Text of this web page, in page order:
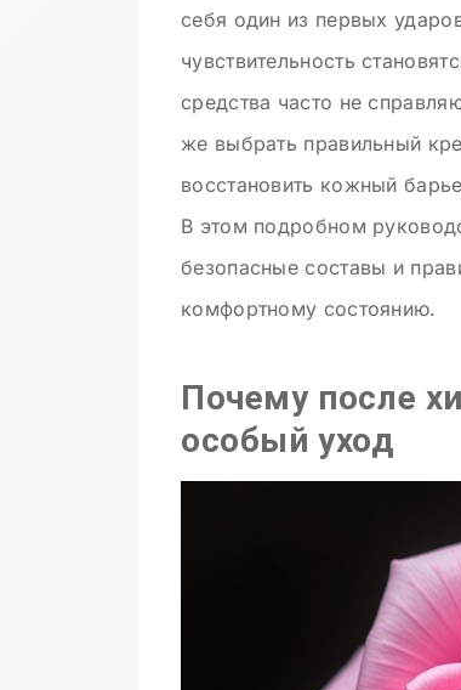
себя один из первых
чувствительность
средства часто не
же выбрать правильный
восстановить кожный
В этом подробном
безопасные составы и
комфортному состоянию.
Почему после
особый уход